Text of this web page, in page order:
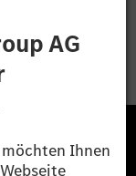
Bewerben